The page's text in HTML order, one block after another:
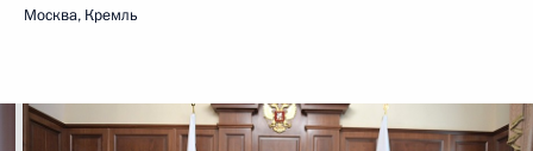
Москва, Кремль